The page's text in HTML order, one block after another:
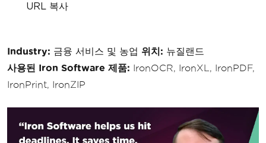
URL 복사
Industry: 금융 서비스 및 농업 위치: 뉴질랜드
사용된 Iron Software 제품: IronOCR, IronXL, IronPDF,
IronPrint, IronZIP